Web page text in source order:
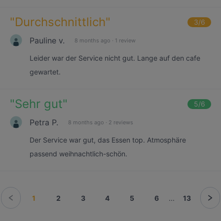
"Durchschnittlich" 3/6
Pauline v. 8 months ago · 1 review
Leider war der Service nicht gut. Lange auf den cafe
gewartet.
"Sehr gut" 5/6
Petra P. 8 months ago · 2 reviews
Der Service war gut, das Essen top. Atmosphäre
passend weihnachtlich-schön.
1 2 3 4 5 6 ... 13